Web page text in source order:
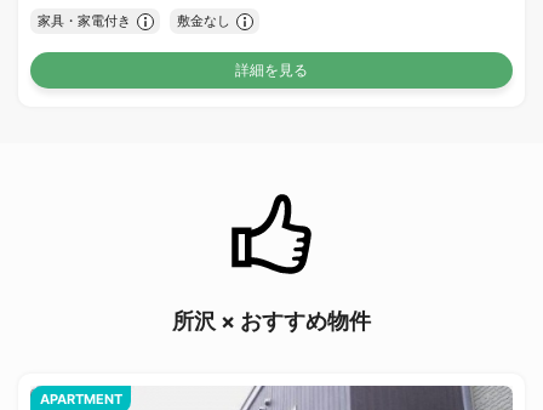
家具・家電付き 敷金なし
詳細を見る
所沢 × おすすめ物件
APARTMENT